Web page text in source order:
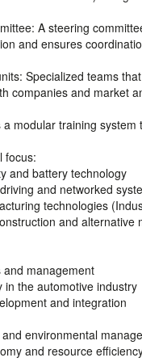
A steering
and ensures
Specialized teams
companies and market
a modular training
focus:
and battery technology
and networked
technologies
and alternative
and management
in the automotive industry
and integration
environmental
and resource